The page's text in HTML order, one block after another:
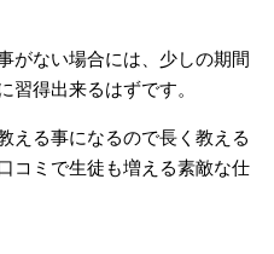
がない場合には、少しの期間
習得出来るはずです。
える事になるので長く教える
コミで生徒も増える素敵な仕